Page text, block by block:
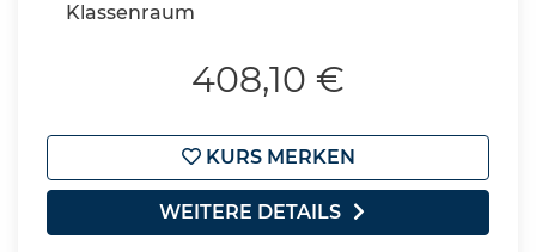
Klassenraum
408,10 €
KURS MERKEN
WEITERE DETAILS